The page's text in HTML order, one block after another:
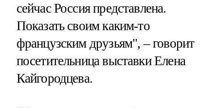
сейчас Россия представлена.
Показать своим каким-то
французским друзьям", – говорит
посетительница выставки Елена
Кайгородцева.